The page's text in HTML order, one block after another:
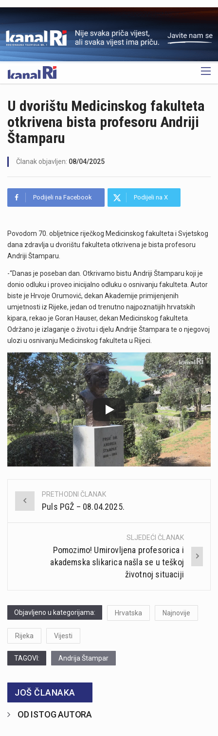
OGLAS
U dvorištu Medicinskog fakulteta
otkrivena bista profesoru Andriji
Štamparu
Članak objavljen: 08/04/2025
Podijeli na Facebook Podijeli na X
Povodom 70. obljetnice riječkog Medicinskog fakulteta i Svjetskog
dana zdravlja u dvorištu fakulteta otkrivena je bista profesoru
Andriji Štamparu.
-“Danas je poseban dan. Otkrivamo bistu Andriji Štamparu koji je
donio odluku i proveo inicijalno odluku o osnivanju fakulteta. Autor
biste je Hrvoje Orumović, dekan Akademije primijenjenih
umjetnosti iz Rijeke, jedan od trenutno najpoznatijih hrvatskih
kipara, rekao je Goran Hauser, dekan Medicinskog fakulteta.
Održano je izlaganje o životu i djelu Andrije Štampara te o njegovoj
ulozi u osnivanju Medicinskog fakulteta u Rijeci.
Post
PRETHODNI ČLANAK
Puls PGŽ – 08.04.2025.
SLJEDEĆI ČLANAK
Pomozimo! Umirovljena profesorica i
akademska slikarica našla se u teškoj
životnoj situaciji
Objavljeno u kategorijama: Hrvatska Najnovije
Rijeka Vijesti
TAGOVI: Andrija Štampar
JOŠ ČLANAKA
OD ISTOG AUTORA